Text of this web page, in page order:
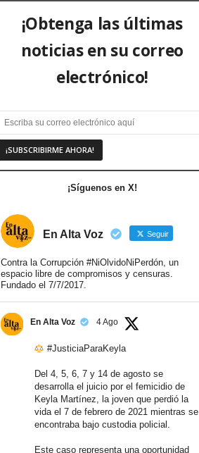
¡Obtenga las últimas
noticias en su correo
electrónico!
¡Síguenos en X!
En Alta Voz Seguir
Contra la Corrupción #NiOlvidoNiPerdón, un
espacio libre de compromisos y censuras.
Fundado el 7/7/2017.
En Alta Voz 4 Ago
#JusticiaParaKeyla
Del 4, 5, 6, 7 y 14 de agosto se
desarrolla el juicio por el femicidio de
Keyla Martínez, la joven que perdió la
vida el 7 de febrero de 2021 mientras se
encontraba bajo custodia policial.
Este caso representa una oportunidad